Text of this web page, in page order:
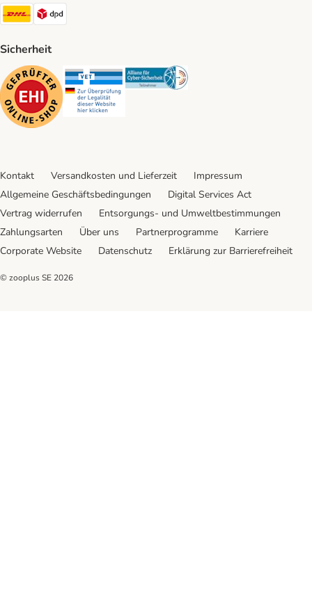
DHL Shipping Method
Sicherheit
Security Security Security
Kontakt Versandkosten und Lieferzeit
Impressum
Allgemeine Geschäftsbedingungen
Digital Services Act
Vertrag widerrufen
Entsorgungs- und Umweltbestimmungen
Zahlungsarten
Über uns Partnerprogramme
Karriere
Corporate Website
Datenschutz Erklärung zur Barrierefreiheit
© zooplus SE 2026